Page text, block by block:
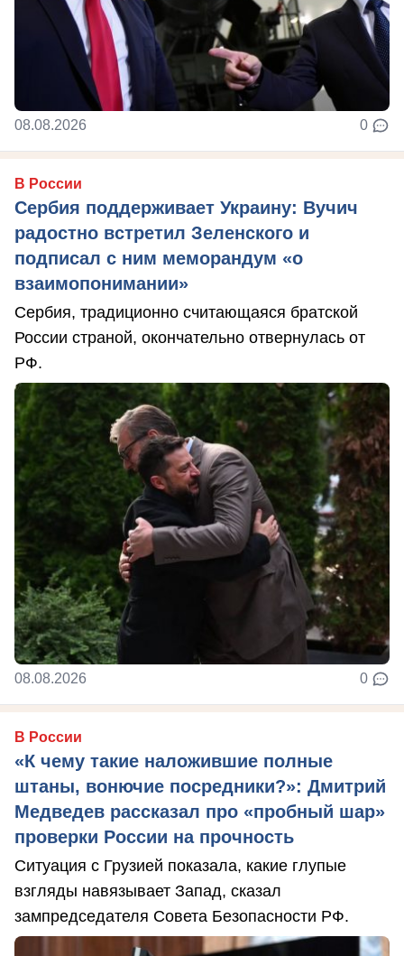
08.08.2026 0
В России
Сербия поддерживает Украину: Вучич
радостно встретил Зеленского и
подписал с ним меморандум «о
взаимопонимании»
Сербия, традиционно считающаяся братской
России страной, окончательно отвернулась от
РФ.
08.08.2026 0
В России
«К чему такие наложившие полные
штаны, вонючие посредники?»: Дмитрий
Медведев рассказал про «пробный шар»
проверки России на прочность
Ситуация с Грузией показала, какие глупые
взгляды навязывает Запад, сказал
зампредседателя Совета Безопасности РФ.